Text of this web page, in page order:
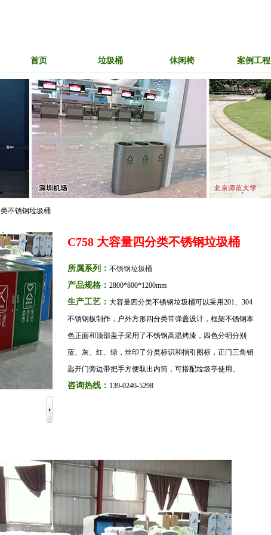
首页 垃圾桶 休闲椅 案例工程
不锈钢垃圾桶
C758 大容量四分类不锈钢垃圾桶
所属系列： 不锈钢垃圾桶
产品规格： 2800*800*1200mm
生产工艺： 大容量四分类不锈钢垃圾桶可以采用201、304
不锈钢板制作，户外方形四分类带弹盖设计，框架不锈钢本
色正面和顶部盖子采用了不锈钢高温烤漆，四色分明分别
蓝、灰、红、绿，丝印了分类标识和指引图标，正门三角钥
匙开门旁边带把手方便取出内筒，可搭配垃圾亭使用。
咨询热线： 139-0246-5298